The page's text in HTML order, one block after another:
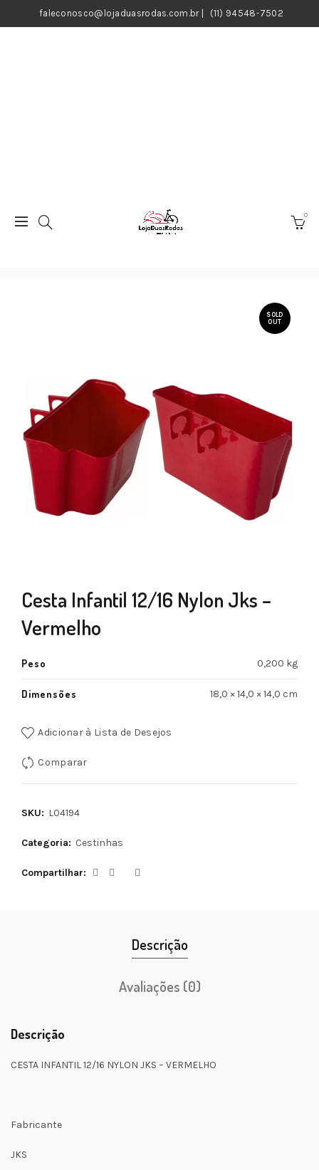
faleconosco@lojaduasrodas.com.br| (11) 94548-7502
0
SOLD
OUT
Cesta Infantil 12/16 Nylon Jks –
Vermelho
Peso 0,200 kg
Dimensões 18,0 × 14,0 × 14,0 cm
Adicionar à Lista de Desejos
Comparar
SKU: L04194
Categoria: Cestinhas
Compartilhar
Descrição
Avaliações (0)
Descrição
CESTA INFANTIL 12/16 NYLON JKS – VERMELHO
Fabricante
JKS